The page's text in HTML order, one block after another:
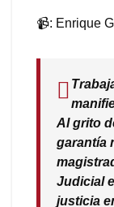
📹: Enrique
Al grito
garantía
Judicial
justicia